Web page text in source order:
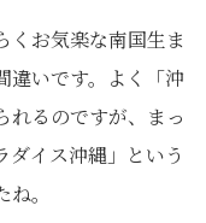
くお気楽な南国生ま
違いです。よく「沖
れるのですが、まっ
イス沖縄」という
。